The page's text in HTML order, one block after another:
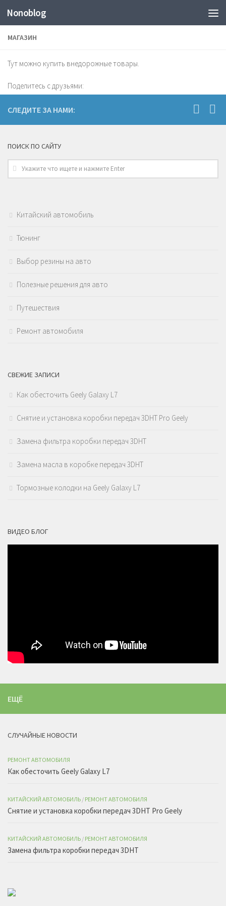
Nonoblog
МАГАЗИН
Тут можно купить внедорожные товары.
Поделитесь с друзьями:
СЛЕДИТЕ ЗА НАМИ:
ПОИСК ПО САЙТУ
Китайский автомобиль
Тюнинг
Выбор резины на авто
Полезные решения для авто
Путешествия
Ремонт автомобиля
СВЕЖИЕ ЗАПИСИ
Как обесточить Geely Galaxy L7
Снятие и установка коробки передач 3DHT Pro Geely
Замена фильтра коробки передач 3DHT
Замена масла в коробке передач 3DHT
Тормозные колодки на Geely Galaxy L7
ВИДЕО БЛОГ
ЕЩЁ
СЛУЧАЙНЫЕ НОВОСТИ
РЕМОНТ АВТОМОБИЛЯ
Как обесточить Geely Galaxy L7
КИТАЙСКИЙ АВТОМОБИЛЬ / РЕМОНТ АВТОМОБИЛЯ
Снятие и установка коробки передач 3DHT Pro Geely
КИТАЙСКИЙ АВТОМОБИЛЬ / РЕМОНТ АВТОМОБИЛЯ
Замена фильтра коробки передач 3DHT